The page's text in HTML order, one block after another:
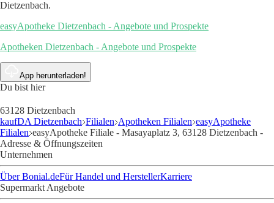
Dietzenbach.
easyApotheke Dietzenbach - Angebote und Prospekte
Apotheken Dietzenbach - Angebote und Prospekte
App herunterladen!
Du bist hier
63128 Dietzenbach
kaufDA Dietzenbach Filialen Apotheken Filialen easyApotheke
Filialen easyApotheke Filiale - Masayaplatz 3, 63128 Dietzenbach -
Adresse & Öffnungszeiten
Unternehmen
Über Bonial.deFür Handel und HerstellerKarriere
Supermarkt Angebote